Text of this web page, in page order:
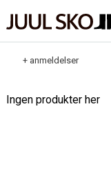
Ingen produkter her
+ anmeldelser